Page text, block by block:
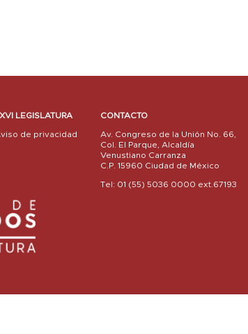
LEGISLATURA
de privacidad
CONTACTO
Av. Congreso de la Unión No. 66,
Col. El Parque, Alcaldía
Venustiano Carranza
C.P. 15960 Ciudad de México
Tel: 01 (55) 5036 0000 ext.67193